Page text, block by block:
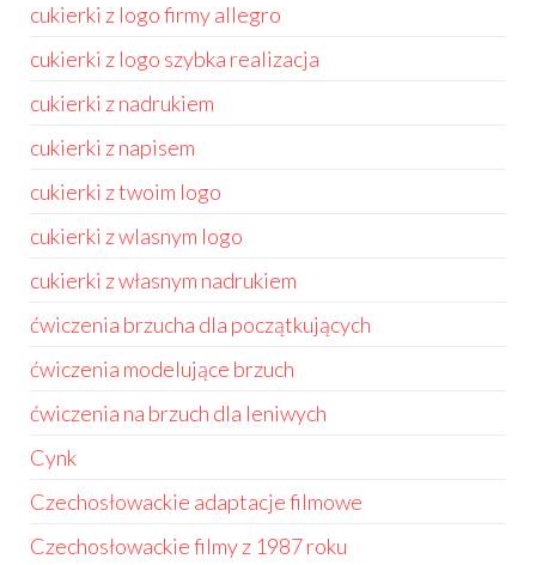
cukierki z logo firmy allegro
cukierki z logo szybka realizacja
cukierki z nadrukiem
cukierki z napisem
cukierki z twoim logo
cukierki z wlasnym logo
cukierki z własnym nadrukiem
ćwiczenia brzucha dla początkujących
ćwiczenia modelujące brzuch
ćwiczenia na brzuch dla leniwych
Cynk
Czechosłowackie adaptacje filmowe
Czechosłowackie filmy z 1987 roku